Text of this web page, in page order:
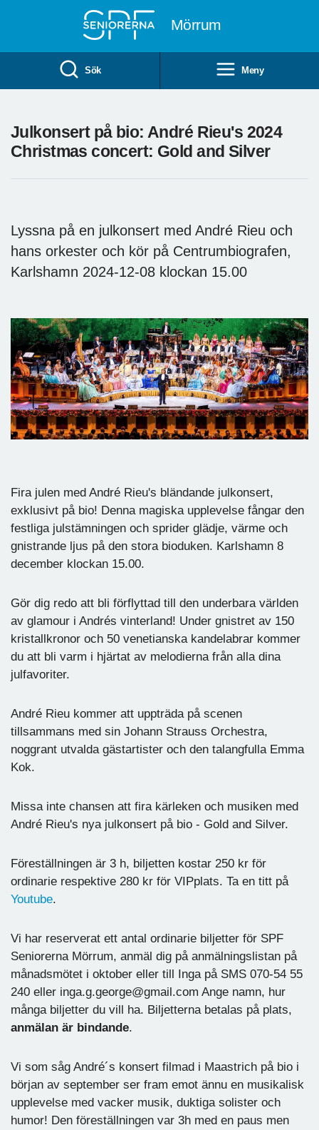
Mörrum
Sök Meny
Julkonsert på bio: André Rieu's 2024
Christmas concert: Gold and Silver
Lyssna på en julkonsert med André Rieu och
hans orkester och kör på Centrumbiografen,
Karlshamn 2024-12-08 klockan 15.00
Fira julen med André Rieu's bländande julkonsert,
exklusivt på bio! Denna magiska upplevelse fångar den
festliga julstämningen och sprider glädje, värme och
gnistrande ljus på den stora bioduken. Karlshamn 8
december klockan 15.00.
Gör dig redo att bli förflyttad till den underbara världen
av glamour i Andrés vinterland! Under gnistret av 150
kristallkronor och 50 venetianska kandelabrar kommer
du att bli varm i hjärtat av melodierna från alla dina
julfavoriter.
André Rieu kommer att uppträda på scenen
tillsammans med sin Johann Strauss Orchestra,
noggrant utvalda gästartister och den talangfulla Emma
Kok.
Missa inte chansen att fira kärleken och musiken med
André Rieu's nya julkonsert på bio - Gold and Silver.
Föreställningen är 3 h, biljetten kostar 250 kr för
ordinarie respektive 280 kr för VIPplats. Ta en titt på
Youtube.
Vi har reserverat ett antal ordinarie biljetter för SPF
Seniorerna Mörrum, anmäl dig på anmälningslistan på
månadsmötet i oktober eller till Inga på SMS 070-54 55
240 eller inga.g.george@gmail.com Ange namn, hur
många biljetter du vill ha. Biljetterna betalas på plats,
anmälan är bindande.
Vi som såg André´s konsert filmad i Maastrich på bio i
början av september ser fram emot ännu en musikalisk
upplevelse med vacker musik, duktiga solister och
humor! Den föreställningen var 3h med en paus men